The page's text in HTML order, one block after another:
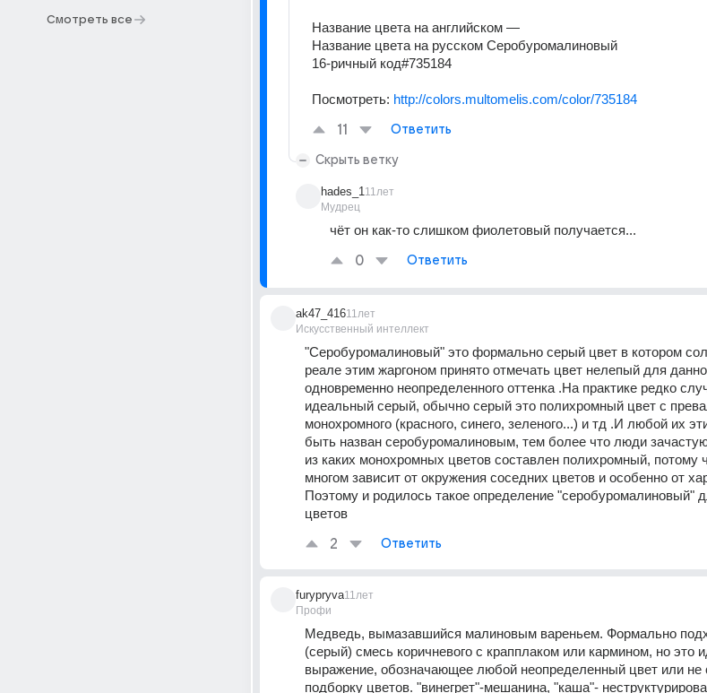
Смотреть все
Название цвета на английском —
Название цвета на русском Серобуромалиновый
16-ричный код#735184
Посмотреть: http://colors.multomelis.com/color/735184
11 Ответить
Скрыть ветку
hades_1
Мудрец
11лет
чёт он как-то слишком фиолетовый получается...
0 Ответить
ak47_416
Искусственный интеллект
11лет
"Серобуромалиновый" это формально серый цвет в котором
реале этим жаргоном принято отмечать цвет нелепый для
одновременно неопределенного оттенка .На практике редко
идеальный серый, обычно серый это полихромный цвет с
монохромного (красного, синего, зеленого...) и тд .И любой их
быть назван серобуромалиновым, тем более что люди
из каких монохромных цветов составлен полихромный, потому
многом зависит от окружения соседних цветов и особенно от
Поэтому и родилось такое определение "серобуромалиновый"
цветов
2 Ответить
furypryva
Профи
11лет
Медведь, вымазавшийся малиновым вареньем. Формально
(серый) смесь коричневого с крапплаком или кармином, но это
выражение, обозначающее любой неопределенный цвет или не
подборку цветов. "винегрет"-мешанина, "каша"-